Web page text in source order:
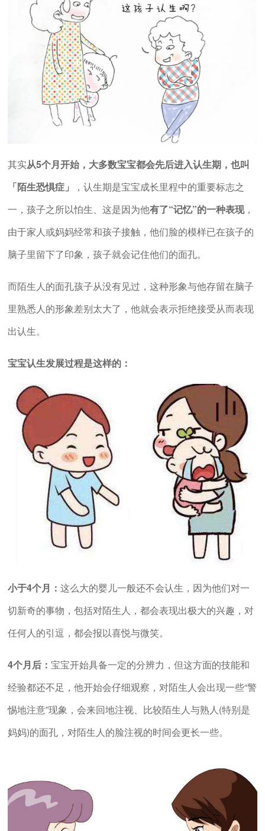
其实从5个月开始，大多数宝宝都会先后进入认生期，也叫
「陌生恐惧症」
，认生期是宝宝成长里程中的重要标志之
一，孩子之所以怕生、这是因为他有了“记忆”的一种表现，
由于家人或妈妈经常和孩子接触，他们脸的模样已在孩子的
脑子里留下了印象，孩子就会记住他们的面孔。
而陌生人的面孔孩子从没有见过，这种形象与他存留在脑子
里熟悉人的形象差别太大了，他就会表示拒绝接受从而表现
出认生。
宝宝认生发展过程是这样的：
小于4个月： 这么大的婴儿一般还不会认生，因为他们对一
切新奇的事物，包括对陌生人，都会表现出极大的兴趣，对
任何人的引逗，都会报以喜悦与微笑。
4个月后： 宝宝开始具备一定的分辨力，但这方面的技能和
经验都还不足，他开始会仔细观察，对陌生人会出现一些“警
惕地注意”现象，会来回地注视、比较陌生人与熟人(特别是
妈妈)的面孔，对陌生人的脸注视的时间会更长一些。